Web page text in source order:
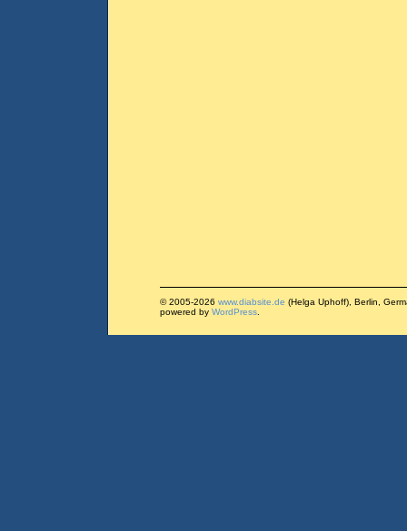
© 2005-2026 www.diabsite.de (Helga Uphoff), Berlin,
powered by WordPress.